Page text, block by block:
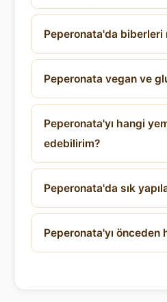
Peperonata'da
Peperonata vegan ve
Peperonata'yı hangi
edebilirim?
Peperonata'da sık
Peperonata'yı önceden